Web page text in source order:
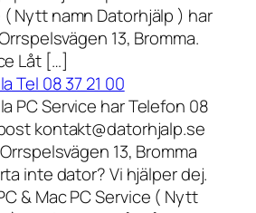
( Nytt namn Datorhjälp ) har
13, Bromma.
Låt […]
Tel 08 37 21 00
PC Service har Telefon 08
kontakt@datorhjalp.se
13, Bromma
inte dator? Vi hjälper dej.
& Mac PC Service ( Nytt